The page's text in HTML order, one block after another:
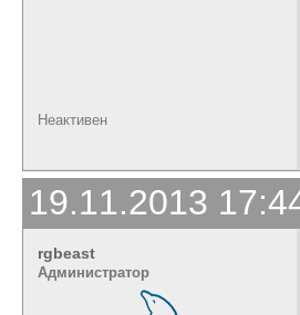
Неактивен
19.11.2013
rgbeast
Администратор